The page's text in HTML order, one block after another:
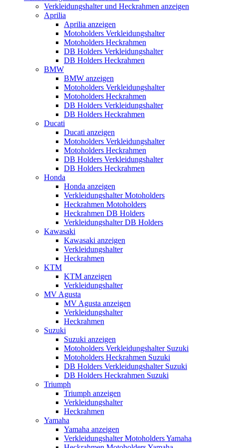
Verkleidungshalter und Heckrahmen anzeigen
Aprilia
Aprilia anzeigen
Motoholders Verkleidungshalter
Motoholders Heckrahmen
DB Holders Verkleidungshalter
DB Holders Heckrahmen
BMW
BMW anzeigen
Motoholders Verkleidungshalter
Motoholders Heckrahmen
DB Holders Verkleidungshalter
DB Holders Heckrahmen
Ducati
Ducati anzeigen
Motoholders Verkleidungshalter
Motoholders Heckrahmen
DB Holders Verkleidungshalter
DB Holders Heckrahmen
Honda
Honda anzeigen
Verkleidungshalter Motoholders
Heckrahmen Motoholders
Heckrahmen DB Holders
Verkleidungshalter DB Holders
Kawasaki
Kawasaki anzeigen
Verkleidungshalter
Heckrahmen
KTM
KTM anzeigen
Verkleidungshalter
MV Agusta
MV Agusta anzeigen
Verkleidungshalter
Heckrahmen
Suzuki
Suzuki anzeigen
Motoholders Verkleidungshalter Suzuki
Motoholders Heckrahmen Suzuki
DB Holders Verkleidungshalter Suzuki
DB Holders Heckrahmen Suzuki
Triumph
Triumph anzeigen
Verkleidungshalter
Heckrahmen
Yamaha
Yamaha anzeigen
Verkleidungshalter Motoholders Yamaha